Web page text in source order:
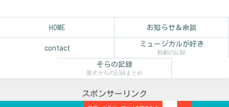
HOME お知らせ＆余談
contact
ミュージカルが好き
観劇の記録
そらの記録
愛犬そらの記録まとめ
スポンサーリンク